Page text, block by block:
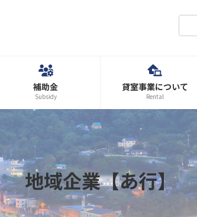
補助金
Subsidy
貸室事業について
Rental
地域企業【あ行】